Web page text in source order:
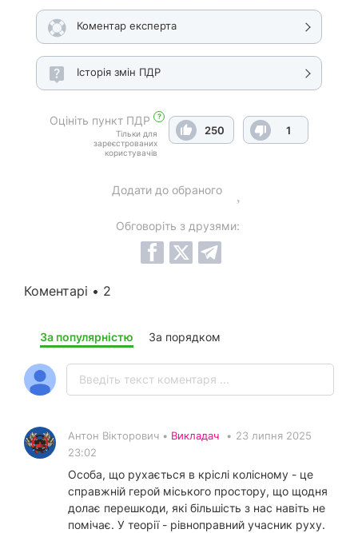
Коментар експерта
Історія змін ПДР
Оцініть пункт ПДР ?
Тільки для
зареєстрованих
користувачів
250 1
Додати до обраного
Обговоріть з друзями:
Коментарі • 2
За популярністю За порядком
Антон Вікторович • Викладач • 23 липня 2025
23:02
Особа, що рухається в кріслі колісному - це
справжній герой міського простору, що щодня
долає перешкоди, які більшість з нас навіть не
помічає. У теорії - рівноправний учасник руху.